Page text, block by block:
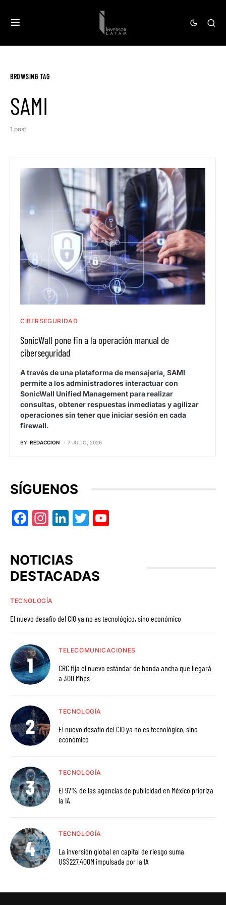
BROWSING TAG
SAMI
1 post
CIBERSEGURIDAD
SonicWall pone fin a la operación manual de
ciberseguridad
A través de una plataforma de mensajería, SAMI
permite a los administradores interactuar con
SonicWall Unified Management para realizar
consultas, obtener respuestas inmediatas y agilizar
operaciones sin tener que iniciar sesión en cada
firewall.
BY REDACCION 7 JULIO, 2026
SÍGUENOS
Facebook
Instagram
LinkedIn
Twitter
NOTICIAS
DESTACADAS
TECNOLOGÍA
El nuevo desafío del CIO ya no es tecnológico, sino económico
TELECOMUNICACIONES
CRC fija el nuevo estándar de banda ancha que llegará
a 300 Mbps
TECNOLOGÍA
El nuevo desafío del CIO ya no es tecnológico, sino
económico
TECNOLOGÍA
El 97% de las agencias de publicidad en México prioriza
la IA
TECNOLOGÍA
La inversión global en capital de riesgo suma
US$227.400M impulsada por la IA